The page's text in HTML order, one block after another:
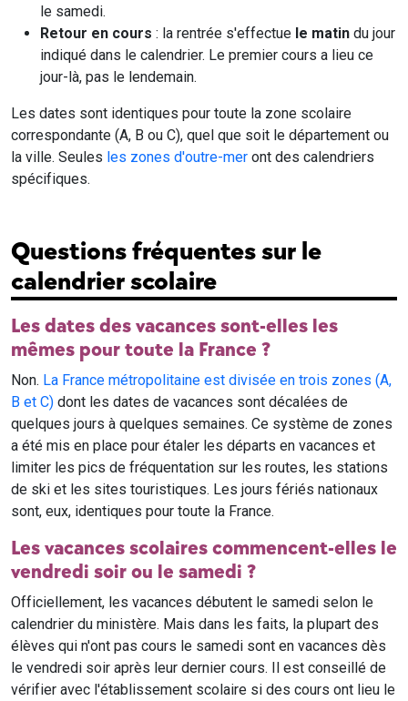
le samedi.
Retour en cours : la rentrée s'effectue le matin du jour
indiqué dans le calendrier. Le premier cours a lieu ce
jour-là, pas le lendemain.
Les dates sont identiques pour toute la zone scolaire
correspondante (A, B ou C), quel que soit le département ou
la ville. Seules les zones d'outre-mer ont des calendriers
spécifiques.
Questions fréquentes sur le
calendrier scolaire
Les dates des vacances sont-elles les
mêmes pour toute la France ?
Non. La France métropolitaine est divisée en trois zones (A,
B et C) dont les dates de vacances sont décalées de
quelques jours à quelques semaines. Ce système de zones
a été mis en place pour étaler les départs en vacances et
limiter les pics de fréquentation sur les routes, les stations
de ski et les sites touristiques. Les jours fériés nationaux
sont, eux, identiques pour toute la France.
Les vacances scolaires commencent-elles le
vendredi soir ou le samedi ?
Officiellement, les vacances débutent le samedi selon le
calendrier du ministère. Mais dans les faits, la plupart des
élèves qui n'ont pas cours le samedi sont en vacances dès
le vendredi soir après leur dernier cours. Il est conseillé de
vérifier avec l'établissement scolaire si des cours ont lieu le